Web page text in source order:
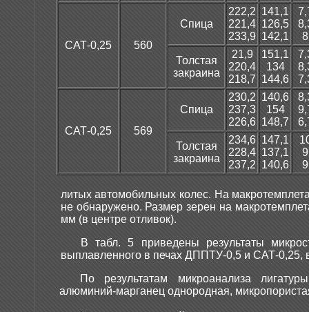
САТ-0,25 560
Спица
222,2
221,4
233,9
141,1
126,5
142,1
8
Толстая
закраина
21,9
220,4
218,7
151,1
134
144,6
САТ-0,25 569
Спица
230,2
237,3
226,6
140,6
154
148,7
Толстая
закраина
234,6
228,4
237,2
147,1
137,1
140,6
9
9
литых автомобильных колес. На
не обнаружено. Размер зерен на
мм (в центре отливок).
В табл. 5 приведены результаты
выплавленного в печах ДППТУ-0,5 и САТ-0,25,
По результатам микроанализа
алюминий-марганец однородная,